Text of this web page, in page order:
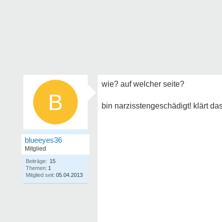
B
blueeyes36
Mitglied
Beiträge: 15
Themen: 1
Mitglied seit: 05.04.2013
wie? auf welcher seite?
bin narzisstengeschädigt! klärt